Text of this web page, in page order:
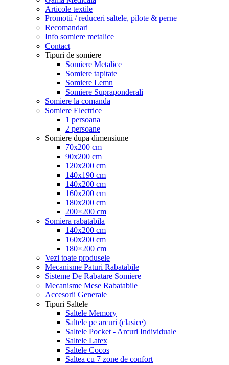
Articole textile
Promotii / reduceri saltele, pilote & perne
Recomandari
Info somiere metalice
Contact
Tipuri de somiere
Somiere Metalice
Somiere tapitate
Somiere Lemn
Somiere Supraponderali
Somiere la comanda
Somiere Electrice
1 persoana
2 persoane
Somiere dupa dimensiune
70x200 cm
90x200 cm
120x200 cm
140x190 cm
140x200 cm
160x200 cm
180x200 cm
200×200 cm
Somiera rabatabila
140x200 cm
160x200 cm
180×200 cm
Vezi toate produsele
Mecanisme Paturi Rabatabile
Sisteme De Rabatare Somiere
Mecanisme Mese Rabatabile
Accesorii Generale
Tipuri Saltele
Saltele Memory
Saltele pe arcuri (clasice)
Saltele Pocket - Arcuri Individuale
Saltele Latex
Saltele Cocos
Saltea cu 7 zone de confort